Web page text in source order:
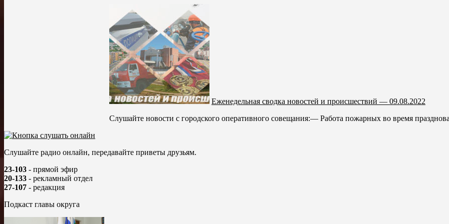
Еженедельная сводка новостей и происшествий — 09.08.2022
Cлушайте новости с городского оперативного совещания:— Работа пожарных во время
Слушайте радио онлайн, передавайте приветы друзьям.
23-103 - прямой эфир
20-133 - рекламный отдел
27-107 - редакция
Подкаст главы округа